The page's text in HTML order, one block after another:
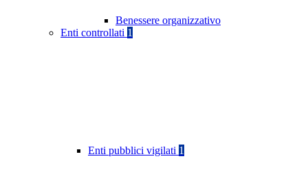
Benessere organizzativo
Enti controllati 1
Enti pubblici vigilati 1